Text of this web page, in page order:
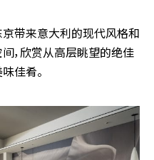
带来意大利的现代风格和
，欣赏从高层眺望的绝佳
佳肴。